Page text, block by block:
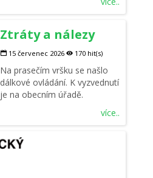
Ztráty a nálezy
15 červenec 2026 170 hit(s)
Na prasečím vršku se našlo
dálkové ovládání. K vyzvednutí
je na obecním úřadě.
více..